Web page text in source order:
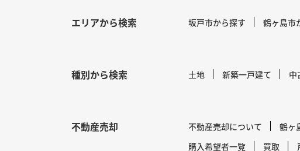
エリアから検索 坂戸市から探す 鶴ヶ島市
種別から検索 土地 新築一戸建て 中
不動産売却 不動産売却について 鶴ヶ
購入希望者一覧
買取